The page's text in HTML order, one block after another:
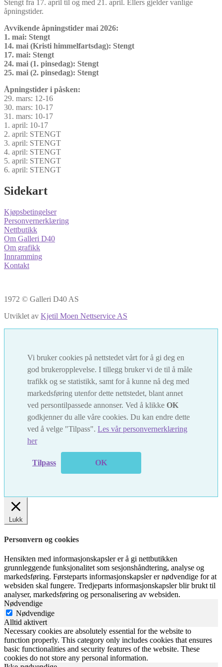
Stengt fra 17. april til og med 21. april. Ellers gjelder vanlige
åpningstider.
Avvikende åpningstider mai 2026:
1. mai: Stengt
14. mai (Kristi himmelfartsdag): Stengt
17. mai: Stengt
24. mai (1. pinsedag): Stengt
25. mai (2. pinsedag): Stengt
Åpningstider i påsken:
29. mars: 12-16
30. mars: 10-17
31. mars: 10-17
1. april: 10-17
2. april: STENGT
3. april: STENGT
4. april: STENGT
5. april: STENGT
6. april: STENGT
Sidekart
Kjøpsbetingelser
Personvernerklæring
Nettbutikk
Om Galleri D40
Om grafikk
Innramming
Kontakt
1972 © Galleri D40 AS
Utviklet av Kjetil Moen Nettservice AS
Vi bruker cookies på nettstedet vårt for å gi deg en
god brukeropplevelse. I tillegg bruker vi de til å måle
trafikk og se statistikk, samt for å kunne nå deg med
markedsføring utenfor dette nettstedet, blant annet
ved persontilpassede annonser. Ved å klikke OK
godkjenner du alle våre cookies. Du kan endre dette
ved å velge "Tilpass". Les vår personvernerklæring
her
Tilpass OK
Lukk
Personvern og cookies
Hensikten med informasjonskapsler er å gi nettbutikken
grunnleggende funksjonalitet som sesjonshåndtering, analyse og
markedsføring. Førsteparts informasjonskapsler er nødvendige for at
websiden skal fungere. Tredjeparts informasjonskapsler blir brukt til
analyser, markedsføring og personalisering av websiden.
Nødvendige
Nødvendige
Alltid aktivert
Necessary cookies are absolutely essential for the website to
function properly. This category only includes cookies that ensures
basic functionalities and security features of the website. These
cookies do not store any personal information.